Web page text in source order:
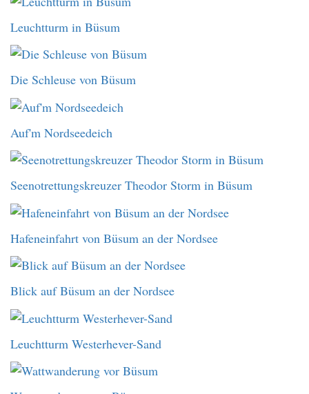
Leuchtturm in Büsum
Die Schleuse von Büsum
Auf'm Nordseedeich
Seenotrettungskreuzer Theodor Storm in Büsum
Hafeneinfahrt von Büsum an der Nordsee
Blick auf Büsum an der Nordsee
Leuchtturm Westerhever-Sand